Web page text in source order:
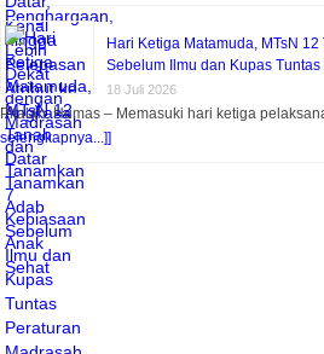
Hari Ketiga Matamuda, MTsN
Sebelum Ilmu dan Kupas
18 Juli 2026
Pitalah, Humas – Memasuki hari ketiga
selengkapnya...]]